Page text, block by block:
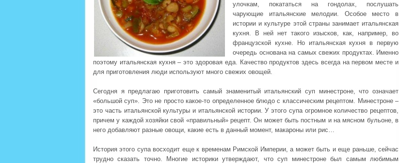
улочкам, покататься на гондолах, послушать
чарующие итальянские мелодии. Особое место в
истории и культуре этой страны занимает итальянская
кухня. В ней нет такого изысков, как, например, во
французской кухне. Но итальянская кухня в первую
очередь основана на самых свежих продуктах. Именно
поэтому итальянская кухня – это здоровая еда. Качество продуктов здесь всегда на первом месте и
для приготовления люди используют много свежих овощей.
Сегодня я предлагаю приготовить самый знаменитый итальянский суп минестроне, что означает
«большой суп». Это не просто какое-то определенное блюдо с классическим рецептом. Минестроне –
это часть итальянской культуры и итальянской истории. У этого супа огромное количество рецептов,
причем у каждой хозяйки свой «правильный» рецепт. Он может быть постным и на мясном бульоне, в
него добавляют разные овощи, какие есть в данный момент, макароны или рис…
История этого супа восходит еще к временам Римской Империи, а может быть и еще раньше, сейчас
трудно сказать точно. Многие историки утверждают, что суп минестроне был самым любимым